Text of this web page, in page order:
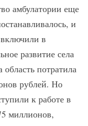
амбулатории еще
и
в
развитие села
область потратила
рублей. Но
к работе в
миллионов,